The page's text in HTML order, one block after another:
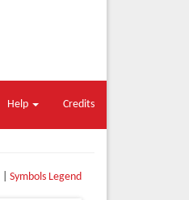
Help Credits
Symbols Legend